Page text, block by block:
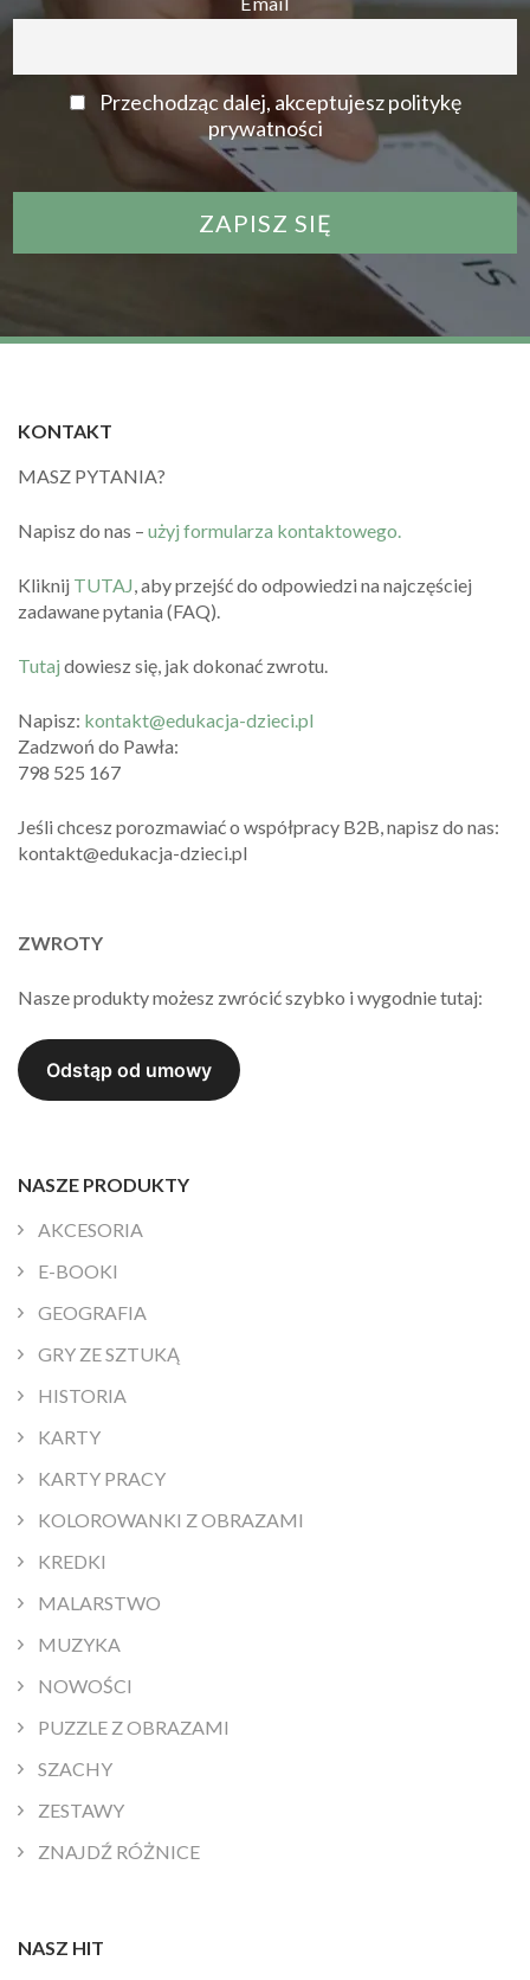
Przechodząc dalej, akceptujesz politykę
prywatności
KONTAKT
MASZ PYTANIA?
Napisz do nas – użyj formularza kontaktowego.
Kliknij TUTAJ, aby przejść do odpowiedzi na najczęściej
zadawane pytania (FAQ).
Tutaj dowiesz się, jak dokonać zwrotu.
Napisz: kontakt@edukacja-dzieci.pl
Zadzwoń do Pawła:
798 525 167
Jeśli chcesz porozmawiać o współpracy B2B, napisz do nas:
kontakt@edukacja-dzieci.pl
ZWROTY
Nasze produkty możesz zwrócić szybko i wygodnie tutaj:
NASZE PRODUKTY
AKCESORIA
E-BOOKI
GEOGRAFIA
GRY ZE SZTUKĄ
HISTORIA
KARTY
KARTY PRACY
KOLOROWANKI Z OBRAZAMI
KREDKI
MALARSTWO
MUZYKA
NOWOŚCI
PUZZLE Z OBRAZAMI
SZACHY
ZESTAWY
ZNAJDŹ RÓŻNICE
NASZ HIT